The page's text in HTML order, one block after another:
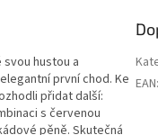
hustou a
první chod. Ke
přidat další:
s červenou
pěně. Skutečná
EAN: